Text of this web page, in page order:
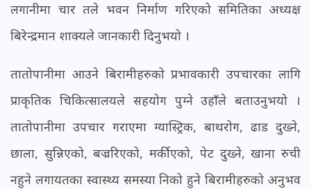
लगानीमा चार तले भवन निर्माण गरिएको समितिका अध्यक्ष
बिरेन्द्रमान शाक्यले जानकारी दिनुभयो ।
तातोपानीमा आउने बिरामीहरुको प्रभावकारी उपचारका लागि
प्राकृतिक चिकित्सालयले सहयोग पुग्ने उहाँले बताउनुभयो ।
तातोपानीमा उपचार गराएमा ग्यास्ट्रिक, बाथरोग, ढाड दुख्ने,
छाला, सुन्निएको, बज्ररिएको, मर्कीएको, पेट दुख्ने, खाना रुची
नहुने लगायतका स्वास्थ्य समस्या निको हुने बिरामीहरुको अनुभव